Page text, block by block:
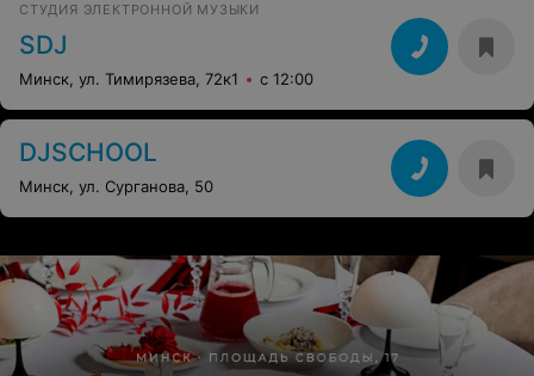
СТУДИЯ ЭЛЕКТРОННОЙ МУЗЫКИ
SDJ
Минск, ул. Тимирязева, 72к1 с 12:00
DJSCHOOL
Минск, ул. Сурганова, 50